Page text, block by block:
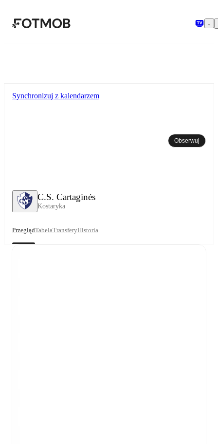
C.S. Cartaginés
Kostaryka
Synchronizuj z kalendarzem
Obserwuj
PrzeglądTabelaTransferyHistoria